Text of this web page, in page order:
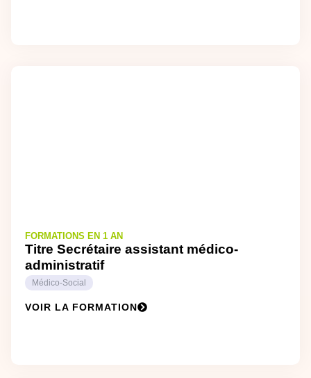
FORMATIONS EN 1 AN
Titre Secrétaire assistant médico-
administratif
Médico-Social
VOIR LA FORMATION